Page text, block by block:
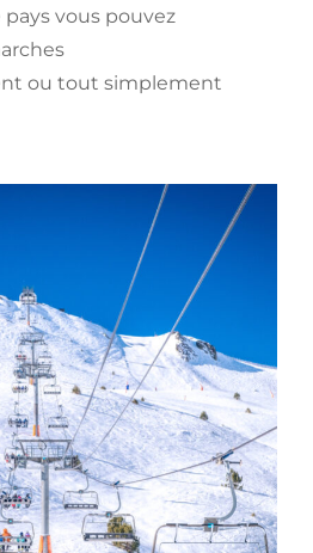
pays vous pouvez
ou tout simplement
?